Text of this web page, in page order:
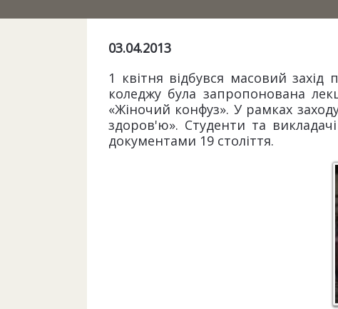
03.04.2013
1 квітня відбувся масовий
коледжу була запропонована
«Жіночий конфуз». У рамках
здоров'ю». Студенти та
документами 19 століття.